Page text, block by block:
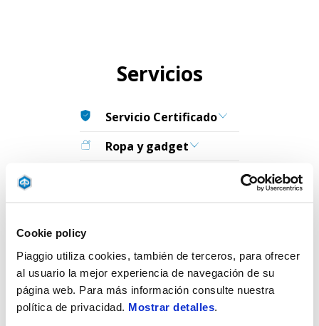
Cookie policy
Piaggio utiliza cookies, también de terceros, para ofrecer
al usuario la mejor experiencia de navegación de su
página web. Para más información consulte nuestra
política de privacidad. Mostrar detalles
Servicios
Servicio Certificado
Ropa y gadget
Recambios originales
Cambio Neúmatico